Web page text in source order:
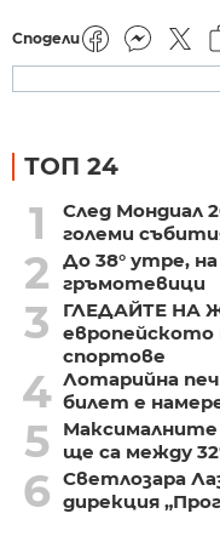
Сподели
ТОП 24
1
След Мондиал
големи
2
До 38° утре,
гръмотевици
3
ГЛЕДАЙТЕ НА
европейското
спортове
4 Лотарийна
билет е
5
ще са между
6 Светлозара
дирекция